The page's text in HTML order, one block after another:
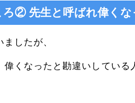
ろ② 先生と呼ばれ偉く
したが、
くなったと勘違いしている